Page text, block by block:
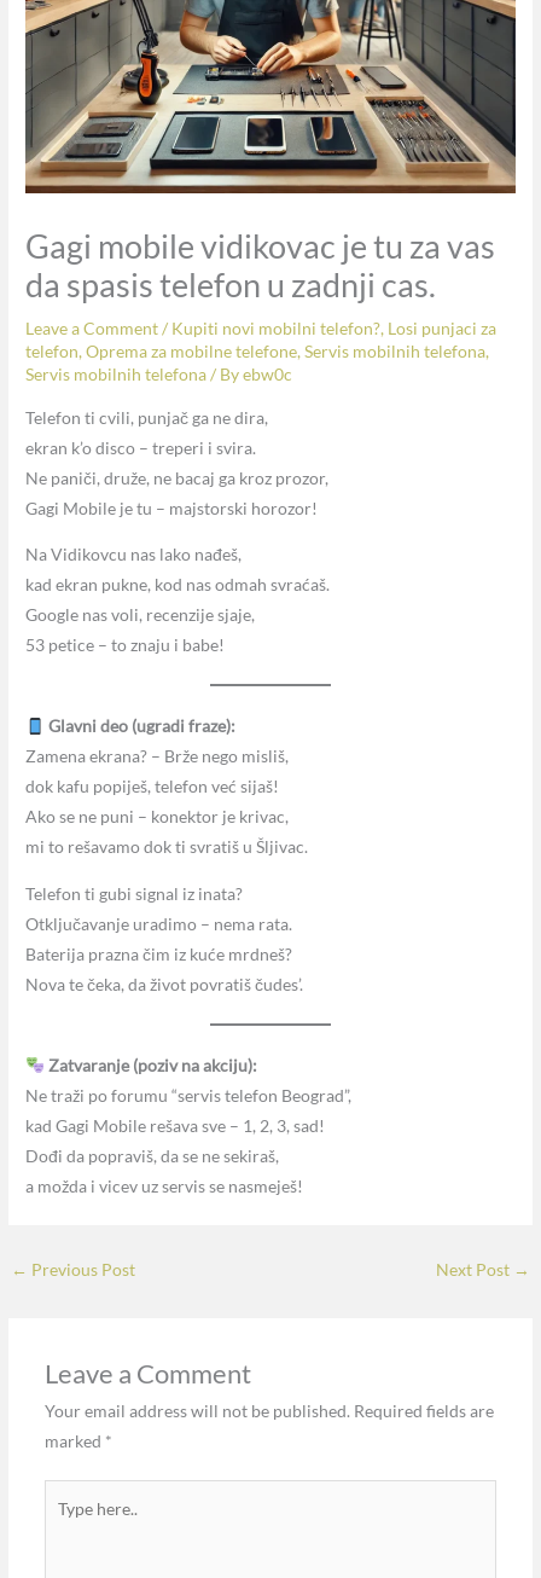
Gagi mobile vidikovac je tu za vas
da spasis telefon u zadnji cas.
Leave a Comment/ Kupiti novi mobilni telefon?, Losi punjaci za
telefon,Oprema za mobilne telefone,Servis mobilnih telefona,
Servis mobilnih telefona/ Byebw0c
Telefon ti cvili, punjač ga ne dira,
ekran k’o disco – treperi i svira.
Ne paniči, druže, ne bacaj ga kroz prozor,
Gagi Mobile je tu – majstorski horozor!
Na Vidikovcu nas lako nađeš,
kad ekran pukne, kod nas odmah svraćaš.
Google nas voli, recenzije sjaje,
53 petice – to znaju i babe!
Glavni deo (ugradi fraze):
Zamena ekrana? – Brže nego misliš,
dok kafu popiješ, telefon već sijaš!
Ako se ne puni – konektor je krivac,
mi to rešavamo dok ti svratiš u Šljivac.
Telefon ti gubi signal iz inata?
Otključavanje uradimo – nema rata.
Baterija prazna čim iz kuće mrdneš?
Nova te čeka, da život povratiš čudes’.
Zatvaranje (poziv na akciju):
Ne traži po forumu “servis telefon Beograd”,
kad Gagi Mobile rešava sve – 1, 2, 3, sad!
Dođi da popraviš, da se ne sekiraš,
a možda i vicev uz servis se nasmeješ!
← Previous Post Next Post →
Leave a Comment
Your email address will not be published. Required fields are
marked *
here..